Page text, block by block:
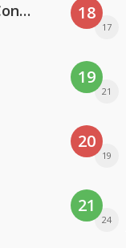
Kris Kross Amsterdam, Sera & Conor Maynard 18
17
19
21
20
19
21
24